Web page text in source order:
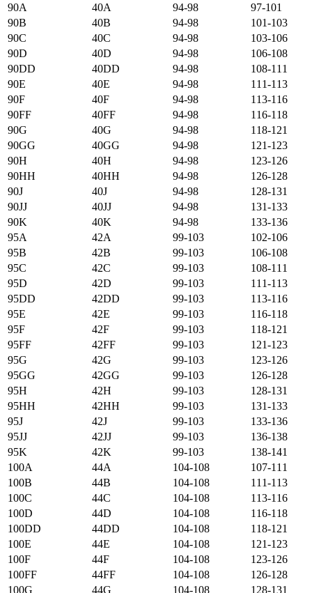
90А
40А 94-98
97-101
90B
40B 94-98
101-103
90C
40C 94-98
103-106
90D
40D 94-98
106-108
90DD
40DD 94-98
108-111
90E
40E 94-98
111-113
90F
40F 94-98
113-116
90FF
40FF 94-98
116-118
90G
40G 94-98
118-121
90GG
40GG 94-98
121-123
90H
40H 94-98
123-126
90HH
40HH 94-98
126-128
90J
40J 94-98
128-131
90JJ
40JJ 94-98
131-133
90K
40K 94-98
133-136
95А
42А 99-103
102-106
95B
42B 99-103
106-108
95C
42C 99-103
108-111
95D
42D 99-103
111-113
95DD
42DD 99-103
113-116
95E
42E 99-103
116-118
95F
42F 99-103
118-121
95FF
42FF 99-103
121-123
95G
42G 99-103
123-126
95GG
42GG 99-103
126-128
95H
42H 99-103
128-131
95HH
42HH 99-103
131-133
95J
42J 99-103
133-136
95JJ
42JJ 99-103
136-138
95K
42K 99-103
138-141
100А
44А 104-108
107-111
100B
44B 104-108
111-113
100C
44C 104-108
113-116
100D
44D 104-108
116-118
100DD
44DD 104-108
118-121
100E
44E 104-108
121-123
100F
44F 104-108
123-126
100FF
44FF 104-108
126-128
100G
44G 104-108 128-131